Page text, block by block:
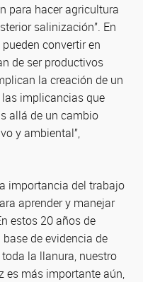
para hacer agricultura
salinización”. En
convertir en
de ser productivos
la creación de un
implicancias que
allá de un cambio
y ambiental”,
importancia del trabajo
aprender y manejar
estos 20 años de
de evidencia de
la llanura, nuestro
es más importante aún,